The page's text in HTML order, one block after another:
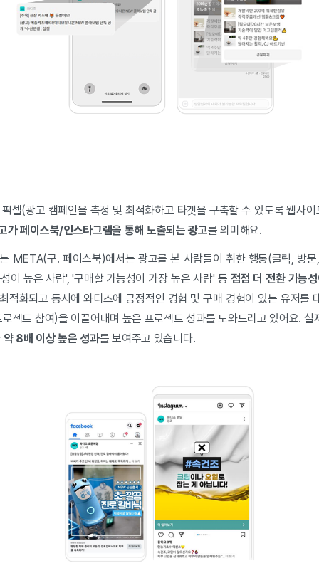
셀(광고 캠페인을 측정 및 최적화하고 타겟을 구축할 수 있도록 웹사
가 페이스북/인스타그램을 통해 노출되는 광고를 의미해요.
META(구. 페이스북)에서는 광고를 본 사람들이 취한 행동(클릭, 방
이 높은 사람', '구매할 가능성이 가장 높은 사람' 등 점점 더 전환 가능
적화되고 동시에 와디즈에 긍정적인 경험 및 구매 경험이 있는 유저를
젝트 참여)을 이끌어내며 높은 프로젝트 성과를 도와드리고 있어요. 실
약 8배 이상 높은 성과를 보여주고 있습니다.